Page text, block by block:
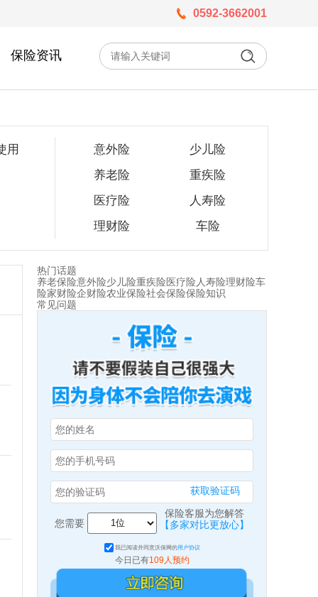
0592-3662001
保险资讯
用 意外险
少儿险
养老险
重疾险
医疗险
人寿险
理财险
车险
热门话题
养老保险意外险少儿险重疾险医疗险 人寿险理财险车
险家财险企财险农业保险社会保险保险知识
常见问题
获取验证码
您需要
保险客服为您解答
【多家对比更放心】
我已阅读并同意沃保网的用户协议
今日已有109人预约